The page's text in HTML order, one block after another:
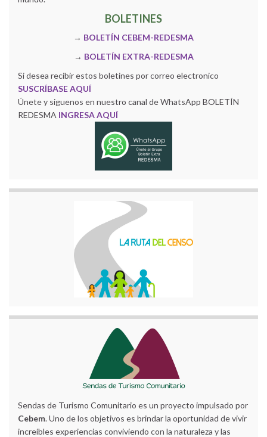
BOLETINES
→ BOLETÍN CEBEM-REDESMA
→ BOLETÍN EXTRA-REDESMA
Si desea recibir estos boletines por correo electronico
SUSCRÍBASE AQUÍ
Únete y siguenos en nuestro canal de WhatsApp BOLETÍN
REDESMA INGRESA AQUÍ
Sendas de Turismo Comunitario es un proyecto impulsado por
Cebem. Uno de los objetivos es brindar la oportunidad de vivir
increíbles experiencias conviviendo con la naturaleza y las